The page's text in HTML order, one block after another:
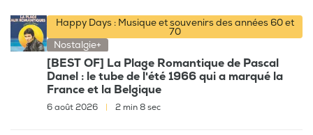
Happy Days : Musique et souvenirs des années 60 et
70
Nostalgie+
[BEST OF] La Plage Romantique de Pascal
Danel : le tube de l'été 1966 qui a marqué la
France et la Belgique
6 août 2026 2 min 8 sec